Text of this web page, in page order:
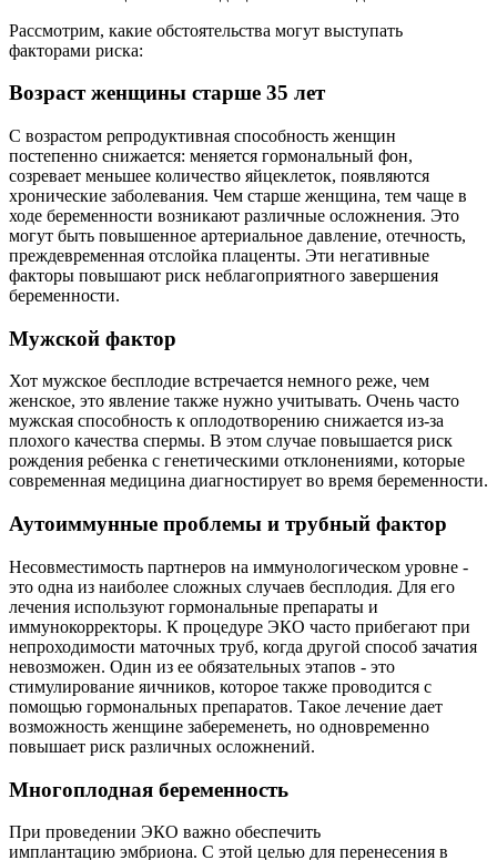
Рассмотрим, какие обстоятельства могут выступать
факторами риска:
Возраст женщины старше 35 лет
С возрастом репродуктивная способность женщин
постепенно снижается: меняется гормональный фон,
созревает меньшее количество яйцеклеток, появляются
хронические заболевания. Чем старше женщина, тем чаще в
ходе беременности возникают различные осложнения. Это
могут быть повышенное артериальное давление, отечность,
преждевременная отслойка плаценты. Эти негативные
факторы повышают риск неблагоприятного завершения
беременности.
Мужской фактор
Хот мужское бесплодие встречается немного реже, чем
женское, это явление также нужно учитывать. Очень часто
мужская способность к оплодотворению снижается из-за
плохого качества спермы. В этом случае повышается риск
рождения ребенка с генетическими отклонениями, которые
современная медицина диагностирует во время беременности.
Аутоиммунные проблемы и трубный фактор
Несовместимость партнеров на иммунологическом уровне -
это одна из наиболее сложных случаев бесплодия. Для его
лечения используют гормональные препараты и
иммунокорректоры. К процедуре ЭКО часто прибегают при
непроходимости маточных труб, когда другой способ зачатия
невозможен. Один из ее обязательных этапов - это
стимулирование яичников, которое также проводится с
помощью гормональных препаратов. Такое лечение дает
возможность женщине забеременеть, но одновременно
повышает риск различных осложнений.
Многоплодная беременность
При проведении ЭКО важно обеспечить
имплантацию эмбриона. С этой целью для перенесения в